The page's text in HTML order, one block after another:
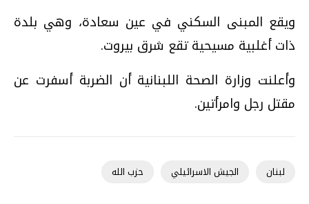
ويقع المبنى السكني في عين سعادة، وهي بلدة
ذات أغلبية مسيحية تقع شرق بيروت.
وأعلنت وزارة الصحة اللبنانية أن الضربة أسفرت عن
مقتل رجل وامرأتين.
لبنان الجيش الاسرائيلي حزب الله